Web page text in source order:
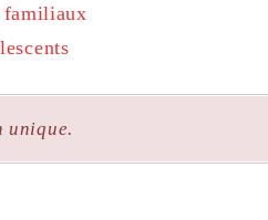
unique.